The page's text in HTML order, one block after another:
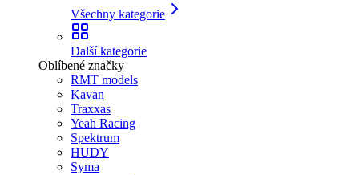
Všechny kategorie
Další kategorie
Oblíbené značky
RMT models
Kavan
Traxxas
Yeah Racing
Spektrum
HUDY
Syma